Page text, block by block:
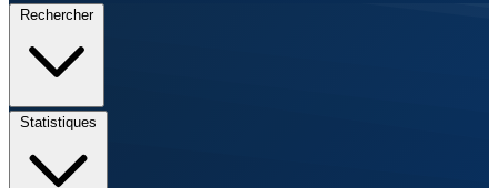
Rechercher
Statistiques